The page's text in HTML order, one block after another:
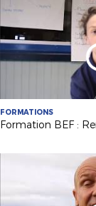
FORMATIONS